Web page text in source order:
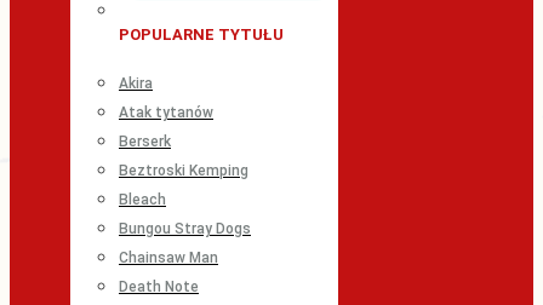
POPULARNE TYTUŁU
Akira
Atak tytanów
Berserk
Beztroski Kemping
Bleach
Bungou Stray Dogs
Chainsaw Man
Death Note